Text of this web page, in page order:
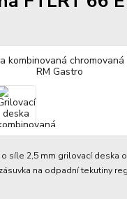
síle 2,5 mm grilovací deska
na odpadní tekutiny